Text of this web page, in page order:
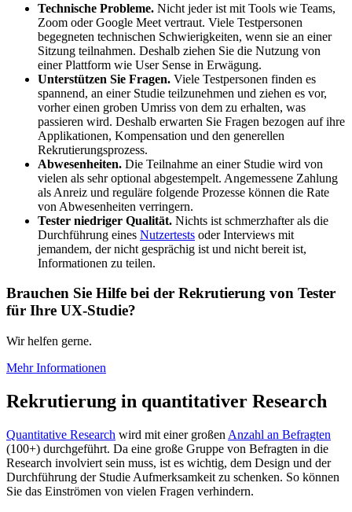
Technische Probleme. Nicht jeder ist mit Tools wie Teams,
Zoom oder Google Meet vertraut. Viele Testpersonen
begegneten technischen Schwierigkeiten, wenn sie an einer
Sitzung teilnahmen. Deshalb ziehen Sie die Nutzung von
einer Plattform wie User Sense in Erwägung.
Unterstützen Sie Fragen. Viele Testpersonen finden es
spannend, an einer Studie teilzunehmen und ziehen es vor,
vorher einen groben Umriss von dem zu erhalten, was
passieren wird. Deshalb erwarten Sie Fragen bezogen auf ihre
Applikationen, Kompensation und den generellen
Rekrutierungsprozess.
Abwesenheiten. Die Teilnahme an einer Studie wird von
vielen als sehr optional abgestempelt. Angemessene Zahlung
als Anreiz und reguläre folgende Prozesse können die Rate
von Abwesenheiten verringern.
Tester niedriger Qualität. Nichts ist schmerzhafter als die
Durchführung eines Nutzertests oder Interviews mit
jemandem, der nicht gesprächig ist und nicht bereit ist,
Informationen zu teilen.
Brauchen Sie Hilfe bei der Rekrutierung von Tester
für Ihre UX-Studie?
Wir helfen gerne.
Mehr Informationen
Rekrutierung in quantitativer Research
Quantitative Research wird mit einer großen Anzahl an Befragten
(100+) durchgeführt. Da eine große Gruppe von Befragten in die
Research involviert sein muss, ist es wichtig, dem Design und der
Durchführung der Studie Aufmerksamkeit zu schenken. So können
Sie das Einströmen von vielen Fragen verhindern.